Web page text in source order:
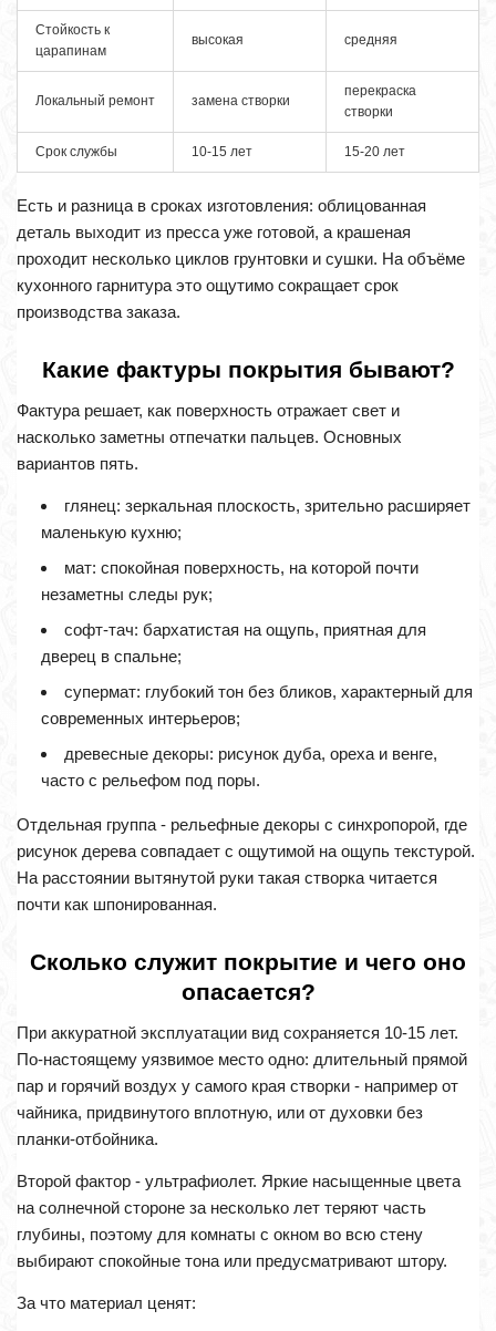
Стойкость к
царапинам
высокая средняя
Локальный ремонт замена створки
перекраска
створки
Срок службы 10-15 лет 15-20 лет
Есть и разница в сроках изготовления: облицованная
деталь выходит из пресса уже готовой, а крашеная
проходит несколько циклов грунтовки и сушки. На объёме
кухонного гарнитура это ощутимо сокращает срок
производства заказа.
Какие фактуры покрытия бывают?
Фактура решает, как поверхность отражает свет и
насколько заметны отпечатки пальцев. Основных
вариантов пять.
глянец: зеркальная плоскость, зрительно расширяет
маленькую кухню;
мат: спокойная поверхность, на которой почти
незаметны следы рук;
софт-тач: бархатистая на ощупь, приятная для
дверец в спальне;
супермат: глубокий тон без бликов, характерный для
современных интерьеров;
древесные декоры: рисунок дуба, ореха и венге,
часто с рельефом под поры.
Отдельная группа - рельефные декоры с синхропорой, где
рисунок дерева совпадает с ощутимой на ощупь текстурой.
На расстоянии вытянутой руки такая створка читается
почти как шпонированная.
Сколько служит покрытие и чего оно
опасается?
При аккуратной эксплуатации вид сохраняется 10-15 лет.
По-настоящему уязвимое место одно: длительный прямой
пар и горячий воздух у самого края створки - например от
чайника, придвинутого вплотную, или от духовки без
планки-отбойника.
Второй фактор - ультрафиолет. Яркие насыщенные цвета
на солнечной стороне за несколько лет теряют часть
глубины, поэтому для комнаты с окном во всю стену
выбирают спокойные тона или предусматривают штору.
За что материал ценят: